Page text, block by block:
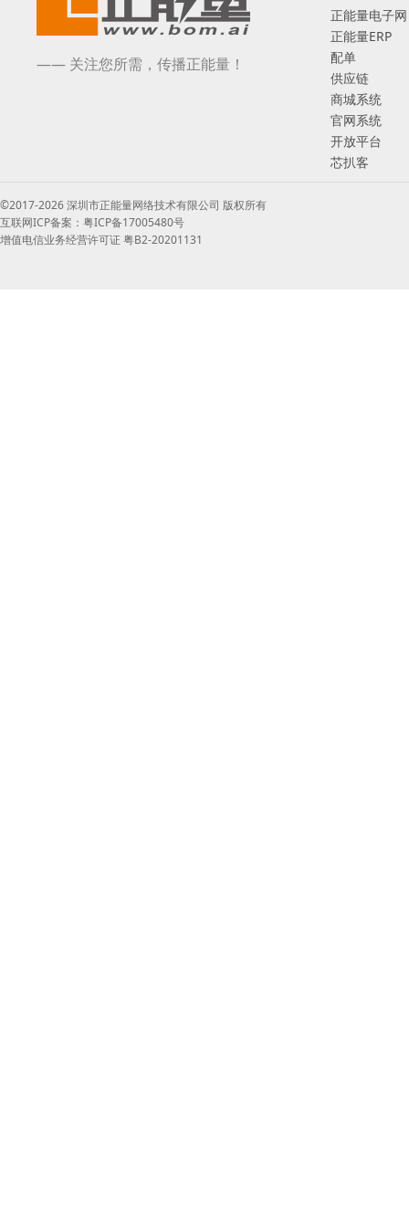
—— 关注您所需，传播正能量！
正能量电子网
正能量ERP
配单
供应链
商城系统
官网系统
开放平台
芯扒客
©2017-2026 深圳市正能量网络技术有限公司 版权所有
互联网ICP备案：粤ICP备17005480号
增值电信业务经营许可证 粤B2-20201131